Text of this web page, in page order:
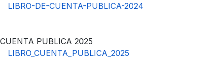
LIBRO-DE-CUENTA-PUBLICA-2024
CUENTA PUBLICA 2025
LIBRO_CUENTA_PUBLICA_2025